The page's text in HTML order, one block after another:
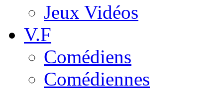
Jeux Vidéos
V.F
Comédiens
Comédiennes